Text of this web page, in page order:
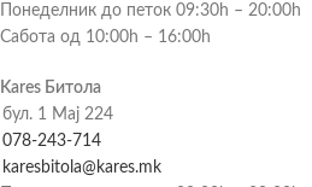
Понеделник до петок 09:30h – 20:00h
Сабота од 10:00h – 16:00h
Kares Битола
бул. 1 Мај 224
078-243-714
karesbitola@kares.mk